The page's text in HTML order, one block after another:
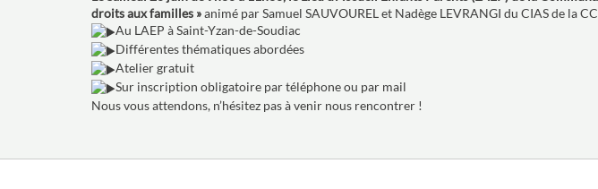
droits aux familles »animé par Samuel SAUVOUREL et Nadège LEVRANGI du CIAS de la
Au LAEP à Saint-Yzan-de-Soudiac
Différentes thématiques abordées
Atelier gratuit
Sur inscription obligatoire par téléphone ou par mail
Nous vous attendons, n’hésitez pas à venir nous rencontrer !